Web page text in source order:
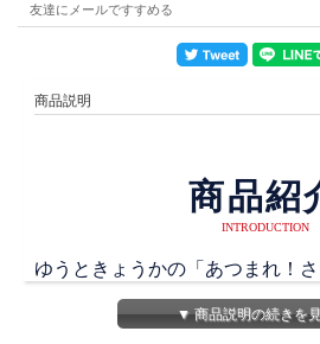
友達にメールですすめる
商品説明
商品紹
INTRODUCTION
ゆうときょうかの「あつまれ！さ
パーソナリティ・篠原侑さんの
▼ 商品説明の続きを